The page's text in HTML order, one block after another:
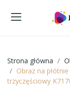
Strona główna
Obraz na
trzyczęściowy